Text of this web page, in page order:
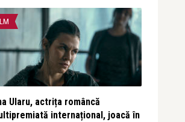
Ularu, actrița româncă
internațional, joacă în